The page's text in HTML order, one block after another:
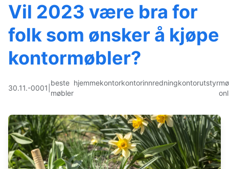
Vil 2023 være bra for
folk som ønsker å kjøpe
kontormøbler?
30.11.-0001
beste
møbler
hjemmekontorkontorinnredningkontorutstyr